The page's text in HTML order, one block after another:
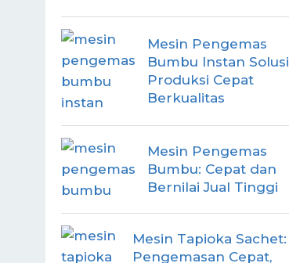
Mesin Pengemas
Bumbu Instan Solusi
Produksi Cepat
Berkualitas
Mesin Pengemas
Bumbu: Cepat dan
Bernilai Jual Tinggi
Mesin Tapioka Sachet:
Pengemasan Cepat,